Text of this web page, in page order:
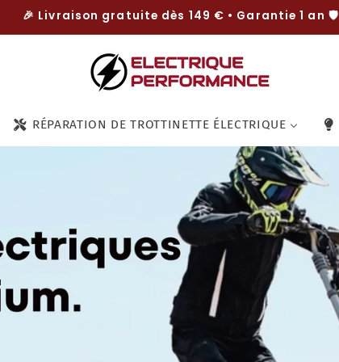
🎉 Livraison gratuite dès 149 € • Garantie 1 an 🛡️
RÉPARATION DE TROTTINETTE ÉLECTRIQUE